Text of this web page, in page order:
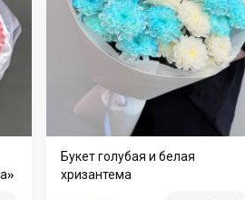
Букет голубая и белая
хризантема